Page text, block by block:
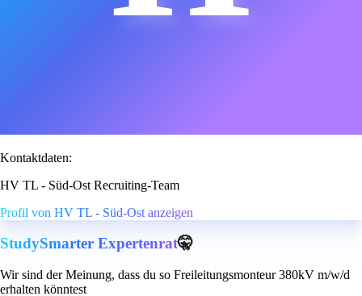
Kontaktdaten:
HV TL - Süd-Ost Recruiting-Team
Profil von HV TL - Süd-Ost anzeigen
StudySmarter Expertenrat🤫
Wir sind der Meinung, dass du so Freileitungsmonteur 380kV m/w/d
erhalten könntest